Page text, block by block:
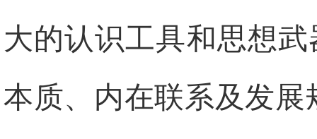
大的认识工具和思想
本质、内在联系及发展